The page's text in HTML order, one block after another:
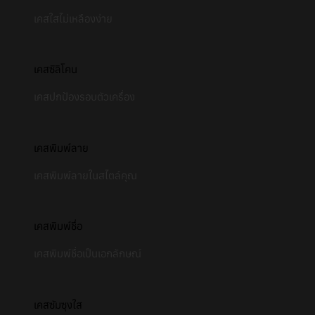
เคสซิลิโคน
เคสพิมพ์ลาย
เคสพิมพ์ชื่อ
เคสซัมซุงใส